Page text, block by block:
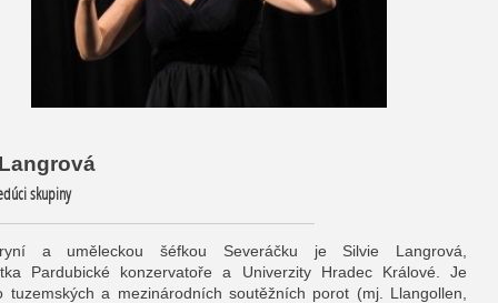
Langrová
skupiny
a uměleckou šéfkou Severáčku je Silvie Langrová,
Pardubické konzervatoře a Univerzity Hradec Králové. Je
tuzemských a mezinárodních soutěžních porot (mj. Llangollen,